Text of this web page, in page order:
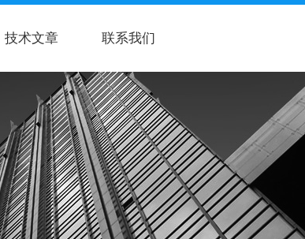
技术文章 联系我们